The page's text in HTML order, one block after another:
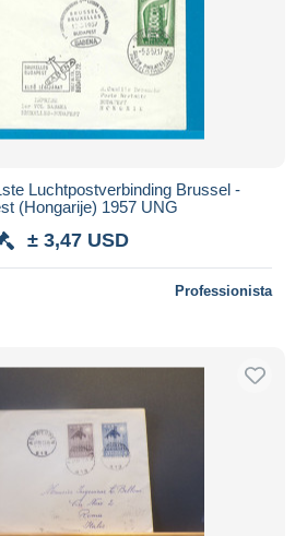
Luchtpostverbinding Brussel -
(Hongarije) 1957 UNG
± 3,47 USD
Professionista